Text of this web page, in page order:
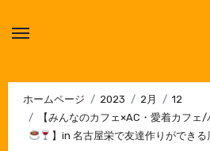
ホームページ 2023 2月
12
【みんなのカフェ×AC・愛着カフェ
】in 名古屋栄で友達作りができ